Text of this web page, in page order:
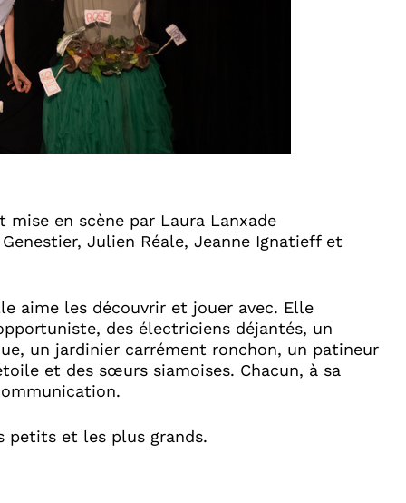
en scène par Laura Lanxade
Julien Réale, Jeanne Ignatieff et
aime les découvrir et jouer avec. Elle
des électriciens déjantés, un
un jardinier carrément ronchon, un patineur
et des sœurs siamoises. Chacun, à sa
petits et les plus grands.